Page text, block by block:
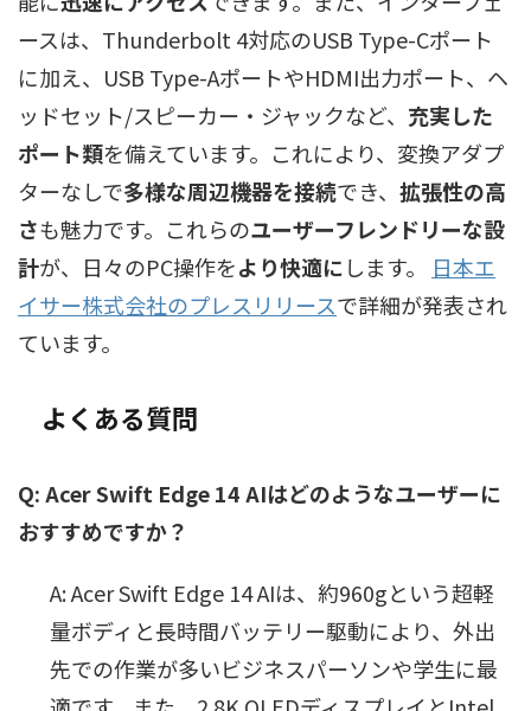
ースは、Thunderbolt 4対応のUSB Type-Cポート
に加え、USB Type-AポートやHDMI出力ポート、ヘ
ッドセット/スピーカー・ジャックなど、 充実した
ポート類を備えています。これにより、変換アダプ
ターなしで多様な周辺機器を接続でき、 拡張性の高
さも魅力です。これらのユーザーフレンドリーな設
計が、日々のPC操作をより快適にします。
日本エ
イサー株式会社のプレスリリースで詳細が発表され
ています。
よくある質問
Q: Acer Swift Edge 14 AIはどのようなユーザーに
おすすめですか？
A: Acer Swift Edge 14 AIは、約960gという超軽
量ボディと長時間バッテリー駆動により、外出
先での作業が多いビジネスパーソンや学生に最